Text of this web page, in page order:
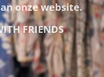
onze website.
FRIENDS